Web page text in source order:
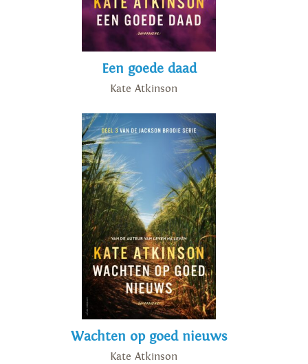
Een goede daad
Kate Atkinson
Wachten op goed nieuws
Kate Atkinson